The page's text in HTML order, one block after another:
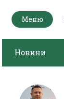
Меню
Новини